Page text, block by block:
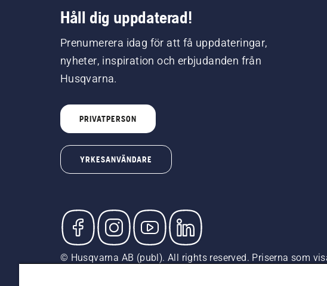
Håll dig uppdaterad!
Prenumerera idag för att få uppdateringar,
nyheter, inspiration och erbjudanden från
Husqvarna.
PRIVATPERSON
YRKESANVÄNDARE
© Husqvarna AB (publ). All rights reserved. Priserna som
är rekommenderade försäljningspriser (inkl. moms) om